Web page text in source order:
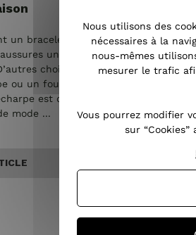
un bracelet à leur
unique ou
choisissent
ou un foulard.
est devenue
mode ...
Nous utilisons des
nécessaires à la
nous-mêmes
mesurer le trafic
Vous pourrez modifier
sur